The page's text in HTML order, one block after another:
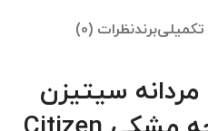
برندنظرات (0)
سیتیزن